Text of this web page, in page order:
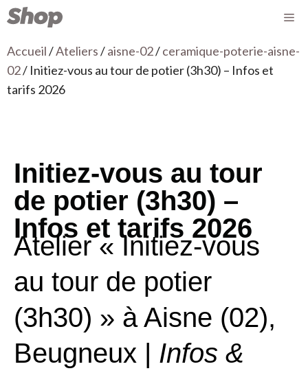
Accueil/Ateliers/aisne-02/ceramique-poterie-aisne-
02/ Initiez-vous au tour de potier (3h30) – Infos et
tarifs 2026
Initiez-vous au tour
de potier (3h30) –
Infos et tarifs 2026
Atelier « Initiez-vous
au tour de potier
(3h30) » à Aisne (02),
Beugneux | Infos &